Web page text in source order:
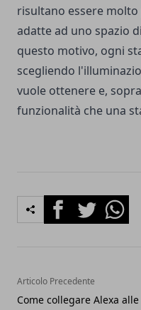
risultano essere
adatte ad uno spazio
questo motivo, ogni
scegliendo
vuole ottenere e,
funzionalità che una
FacebookTwitter
Articolo Precedente
Come collegare Alexa alle